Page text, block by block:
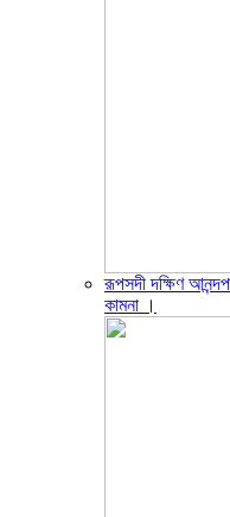
রূপসদী দক্ষিণ
কামনা ‎।